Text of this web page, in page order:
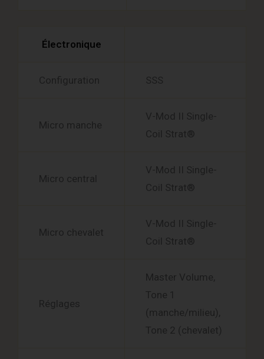
Électronique
Configuration SSS
Micro manche
V-Mod II Single-
Coil Strat®
Micro central
V-Mod II Single-
Coil Strat®
Micro chevalet
V-Mod II Single-
Coil Strat®
Réglages
Master Volume,
Tone 1
(manche/milieu),
Tone 2 (chevalet)